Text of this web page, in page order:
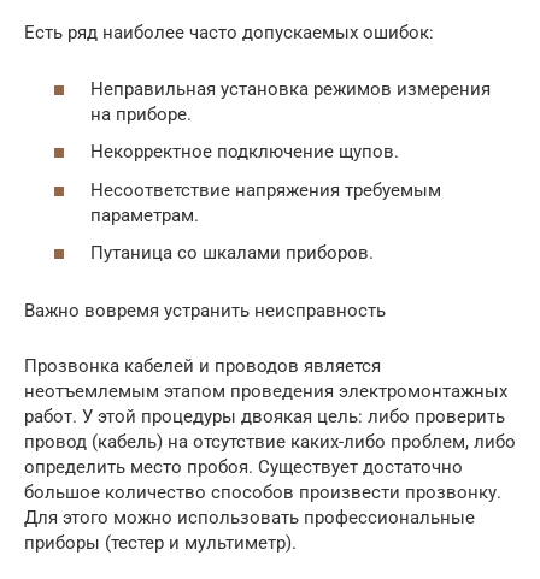
Есть ряд наиболее часто допускаемых ошибок:
Неправильная установка режимов измерения
на приборе.
Некорректное подключение щупов.
Несоответствие напряжения требуемым
параметрам.
Путаница со шкалами приборов.
Важно вовремя устранить неисправность
Прозвонка кабелей и проводов является
неотъемлемым этапом проведения электромонтажных
работ. У этой процедуры двоякая цель: либо проверить
провод (кабель) на отсутствие каких-либо проблем, либо
определить место пробоя. Существует достаточно
большое количество способов произвести прозвонку.
Для этого можно использовать профессиональные
приборы (тестер и мультиметр).